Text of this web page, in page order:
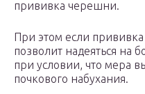
прививка черешни.
При этом если прививка
позволит надеяться на
при условии, что мера
почкового набухания.